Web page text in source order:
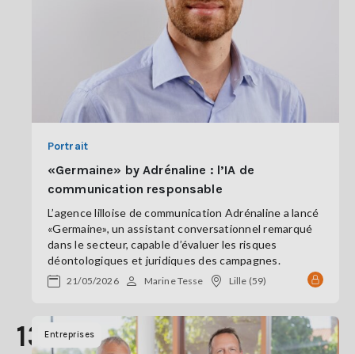
Portrait
«Germaine» by Adrénaline : l’IA de
communication responsable
L’agence lilloise de communication Adrénaline a lancé
«Germaine», un assistant conversationnel remarqué
dans le secteur, capable d’évaluer les risques
déontologiques et juridiques des campagnes.
21/05/2026 Marine Tesse Lille (59)
13Entreprises